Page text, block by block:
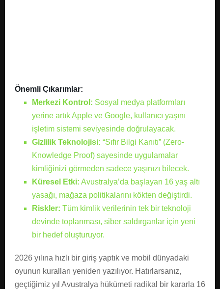
Önemli Çıkarımlar:
Merkezi Kontrol: Sosyal medya platformları
yerine artık Apple ve Google, kullanıcı yaşını
işletim sistemi seviyesinde doğrulayacak.
Gizlilik Teknolojisi: “Sıfır Bilgi Kanıtı” (Zero-
Knowledge Proof) sayesinde uygulamalar
kimliğinizi görmeden sadece yaşınızı bilecek.
Küresel Etki: Avustralya’da başlayan 16 yaş altı
yasağı, mağaza politikalarını kökten değiştirdi.
Riskler: Tüm kimlik verilerinin tek bir teknoloji
devinde toplanması, siber saldırganlar için yeni
bir hedef oluşturuyor.
2026 yılına hızlı bir giriş yaptık ve mobil dünyadaki
oyunun kuralları yeniden yazılıyor. Hatırlarsanız,
geçtiğimiz yıl Avustralya hükümeti radikal bir kararla 16